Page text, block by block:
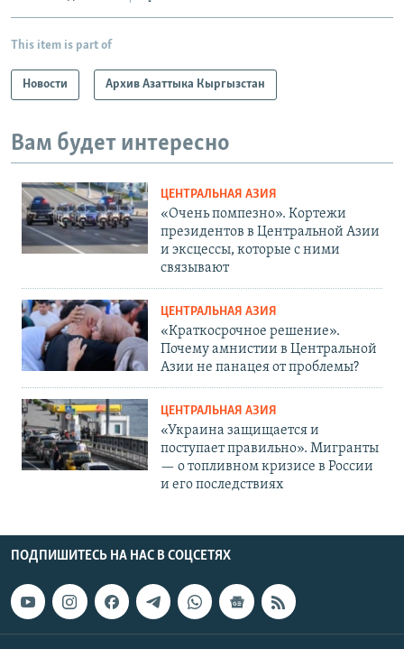
This item is part of
Новости Архив Азаттыка Кыргызстан
Вам будет интересно
ЦЕНТРАЛЬНАЯ АЗИЯ
«Очень помпезно». Кортежи
президентов в Центральной Азии
и эксцессы, которые с ними
связывают
ЦЕНТРАЛЬНАЯ АЗИЯ
«Краткосрочное решение».
Почему амнистии в Центральной
Азии не панацея от проблемы?
ЦЕНТРАЛЬНАЯ АЗИЯ
«Украина защищается и
поступает правильно». Мигранты
— о топливном кризисе в России
и его последствиях
ПОДПИШИТЕСЬ НА НАС В СОЦСЕТЯХ